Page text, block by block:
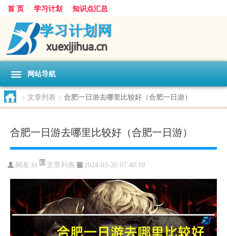
首 页 学习计划 知识点汇总
网站导航
> 文章列表 > 合肥一日游去哪里比较好（合肥一日游）
合肥一日游去哪里比较好（合肥一日游）
网友:hf 文章列表 2024-03-26 07:40:10